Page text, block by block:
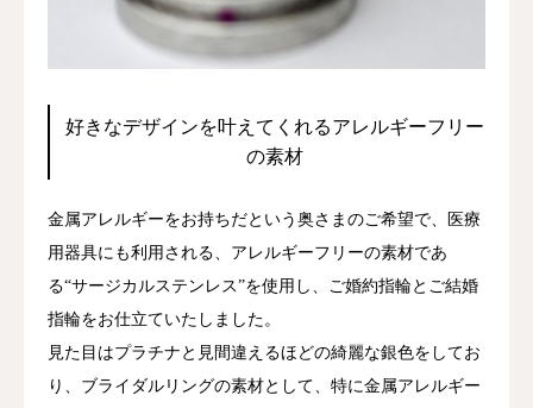
好きなデザインを叶えてくれるアレルギーフリー
の素材
金属アレルギーをお持ちだという奥さまのご希望で、医療
用器具にも利用される、アレルギーフリーの素材であ
る“サージカルステンレス”を使用し、ご婚約指輪とご結婚
指輪をお仕立ていたしました。
見た目はプラチナと見間違えるほどの綺麗な銀色をしてお
り、ブライダルリングの素材として、特に金属アレルギー